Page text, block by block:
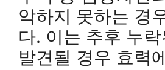
악하지 못하는 경
다. 이는 추후 누
발견될 경우 효력